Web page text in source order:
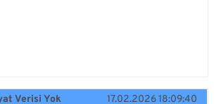
Verisi Yok 17.02.2026 18:09:40